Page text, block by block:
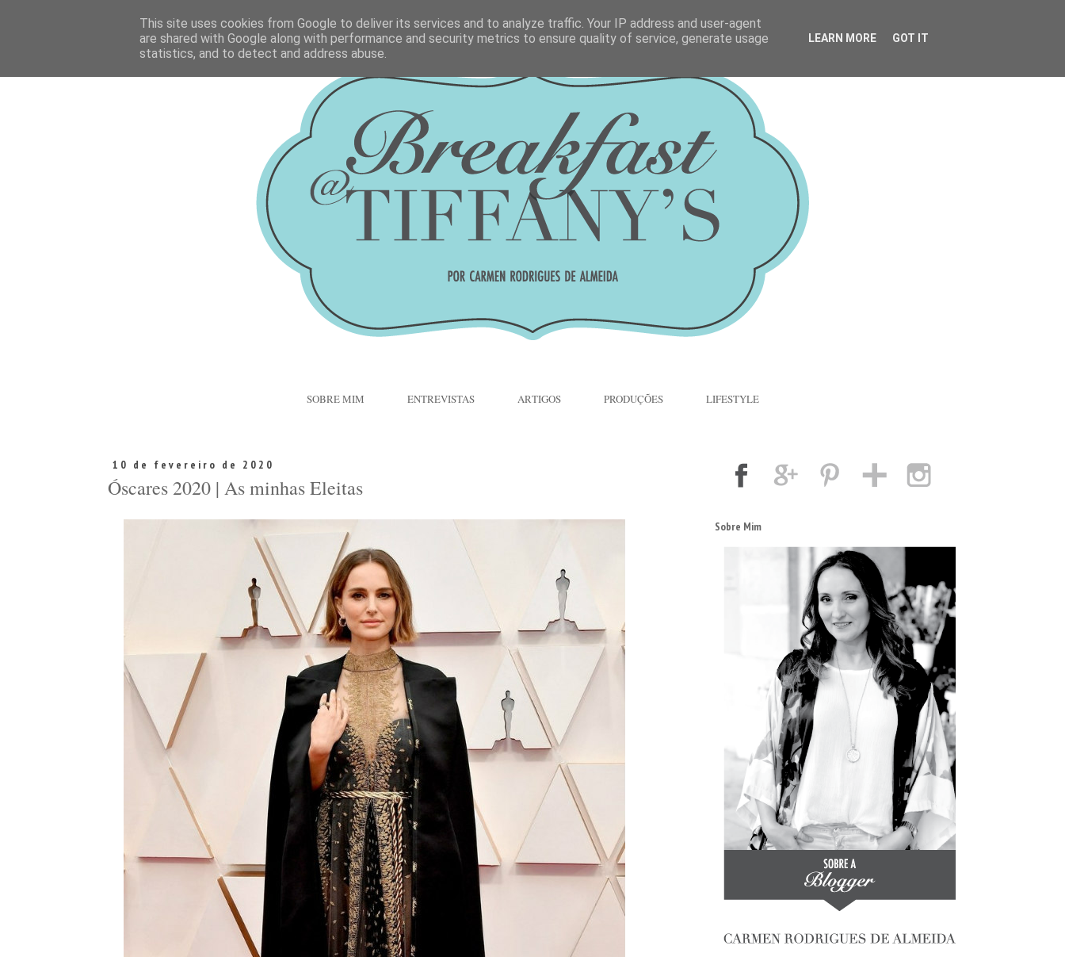
SOBRE MIM ENTREVISTAS ARTIGOS PRODUÇÕES LIFESTYLE
10 de fevereiro de 2020
Óscares 2020 | As minhas Eleitas
Sobre Mim
This site uses cookies from Google to deliver its services and to analyze traffic. Your IP address and user-agent
are shared with Google along with performance and security metrics to ensure quality of service, generate usage
statistics, and to detect and address abuse.
LEARN MORE GOT IT